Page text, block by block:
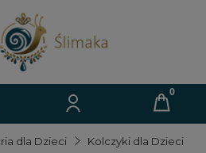
dla Dzieci
Kolczyki dla Dzieci